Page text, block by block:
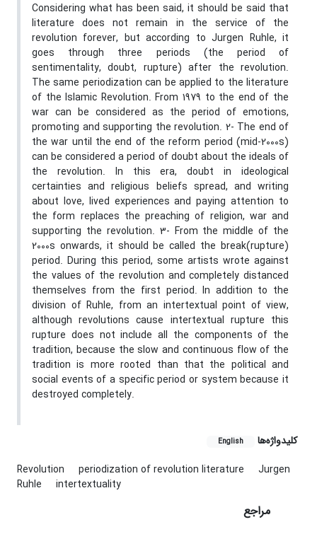
Considering what has been said, it should be said that
literature does not remain in the service of the
revolution forever, but according to Jurgen Ruhle, it
goes through three periods (the period of
sentimentality, doubt, rupture) after the revolution.
The same periodization can be applied to the literature
of the Islamic Revolution. From 1979 to the end of the
war can be considered as the period of emotions,
promoting and supporting the revolution. 2- The end of
the war until the end of the reform period (mid-2000s)
can be considered a period of doubt about the ideals of
the revolution. In this era, doubt in ideological
certainties and religious beliefs spread, and writing
about love, lived experiences and paying attention to
the form replaces the preaching of religion, war and
supporting the revolution. 3- From the middle of the
2000s onwards, it should be called the break(rupture)
period. During this period, some artists wrote against
the values of the revolution and completely distanced
themselves from the first period. In addition to the
division of Ruhle, from an intertextual point of view,
although revolutions cause intertextual rupture this
rupture does not include all the components of the
tradition, because the slow and continuous flow of the
tradition is more rooted than that the political and
social events of a specific period or system because it
destroyed completely.
کلیدواژه‌ها English
Revolution periodization of revolution literature
Jurgen
Ruhle
intertextuality
مراجع